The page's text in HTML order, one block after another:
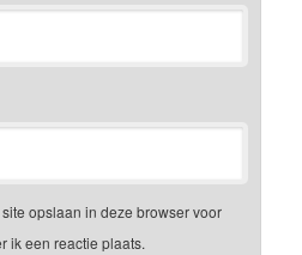
opslaan in deze browser voor
ik een reactie plaats.